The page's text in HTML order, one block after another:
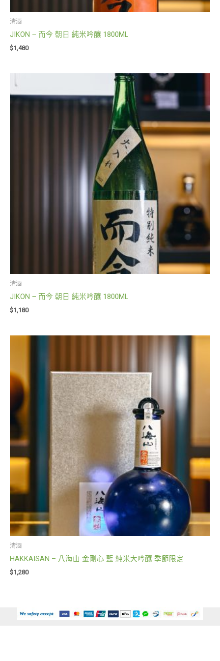
清酒
JIKON – 而今 朝日 純米吟釀 1800ML
$1,480
清酒
JIKON – 而今 朝日 純米吟釀 1800ML
$1,180
清酒
HAKKAISAN – 八海山 金剛心 藍 純米大吟釀 季節限定
$1,280